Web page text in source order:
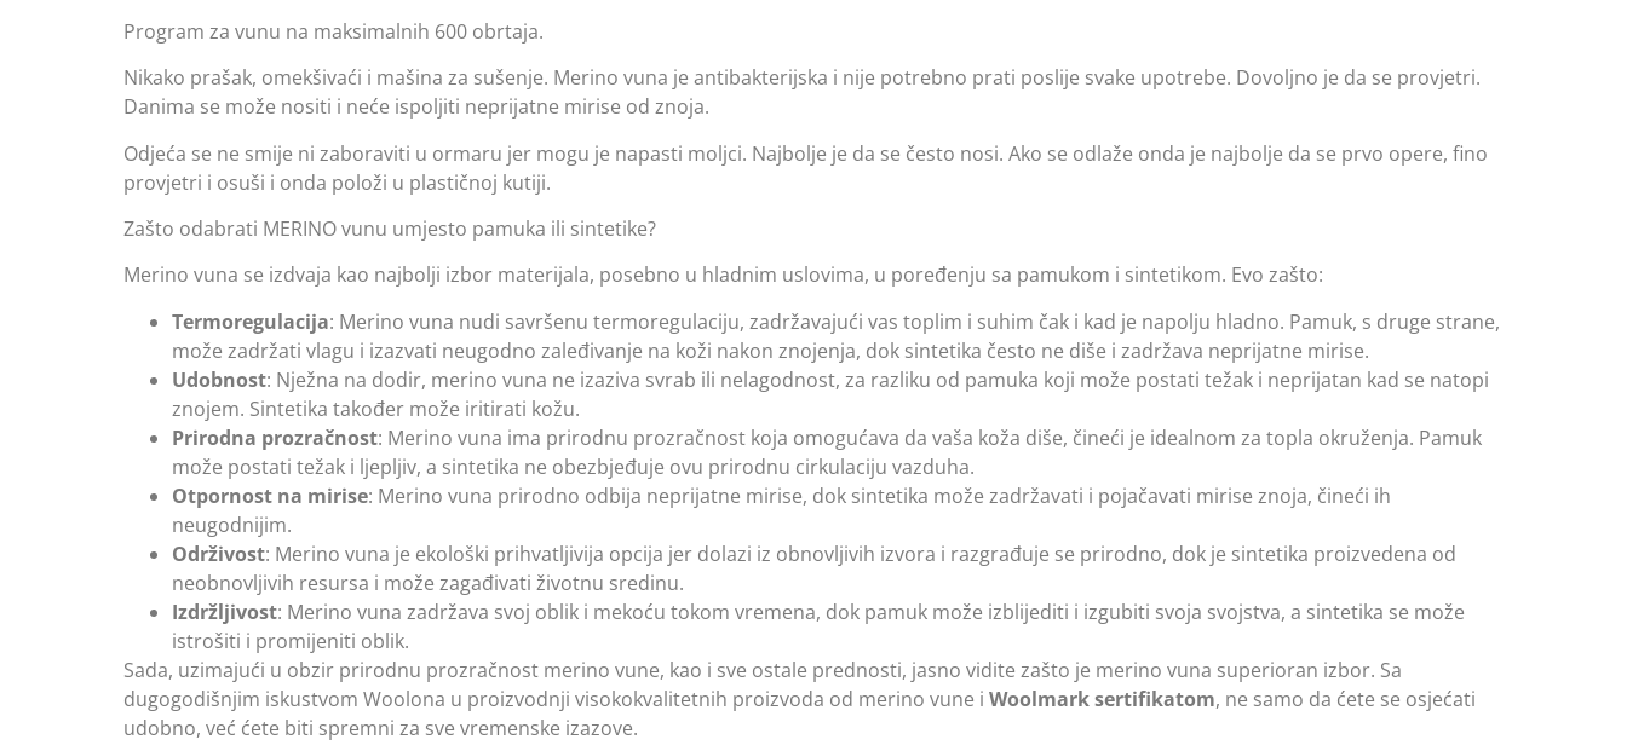
Program za vunu na maksimalnih 600 obrtaja.
Nikako prašak, omekšivaći i mašina za sušenje. Merino vuna je antibakterijska i nije potrebno prati poslije svake upotrebe. Dovoljno je da se provjetri.
Danima se može nositi i neće ispoljiti neprijatne mirise od znoja.
Odjeća se ne smije ni zaboraviti u ormaru jer mogu je napasti moljci. Najbolje je da se često nosi. Ako se odlaže onda je najbolje da se prvo opere, fino
provjetri i osuši i onda položi u plastičnoj kutiji.
Zašto odabrati MERINO vunu umjesto pamuka ili sintetike?
Merino vuna se izdvaja kao najbolji izbor materijala, posebno u hladnim uslovima, u poređenju sa pamukom i sintetikom. Evo zašto:
Termoregulacija: Merino vuna nudi savršenu termoregulaciju, zadržavajući vas toplim i suhim čak i kad je napolju hladno. Pamuk, s druge strane,
može zadržati vlagu i izazvati neugodno zaleđivanje na koži nakon znojenja, dok sintetika često ne diše i zadržava neprijatne mirise.
Udobnost: Nježna na dodir, merino vuna ne izaziva svrab ili nelagodnost, za razliku od pamuka koji može postati težak i neprijatan kad se natopi
znojem. Sintetika također može iritirati kožu.
Prirodna prozračnost: Merino vuna ima prirodnu prozračnost koja omogućava da vaša koža diše, čineći je idealnom za topla okruženja. Pamuk
može postati težak i ljepljiv, a sintetika ne obezbjeđuje ovu prirodnu cirkulaciju vazduha.
Otpornost na mirise: Merino vuna prirodno odbija neprijatne mirise, dok sintetika može zadržavati i pojačavati mirise znoja, čineći ih
neugodnijim.
Održivost: Merino vuna je ekološki prihvatljivija opcija jer dolazi iz obnovljivih izvora i razgrađuje se prirodno, dok je sintetika proizvedena od
neobnovljivih resursa i može zagađivati životnu sredinu.
Izdržljivost: Merino vuna zadržava svoj oblik i mekoću tokom vremena, dok pamuk može izblijediti i izgubiti svoja svojstva, a sintetika se može
istrošiti i promijeniti oblik.
Sada, uzimajući u obzir prirodnu prozračnost merino vune, kao i sve ostale prednosti, jasno vidite zašto je merino vuna superioran izbor. Sa
dugogodišnjim iskustvom Woolona u proizvodnji visokokvalitetnih proizvoda od merino vune i Woolmark sertifikatom, ne samo da ćete se osjećati
udobno, već ćete biti spremni za sve vremenske izazove.